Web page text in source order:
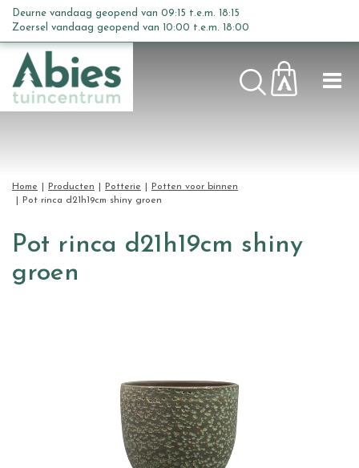
n
Home Producten Potterie
Potten voor binnen
Pot rinca d21h19cm shiny groen
Deurne vandaag geopend van 09:15 t.e.m. 18:15
Zoersel vandaag geopend van 10:00 t.e.m. 18:00
Pot rinca d21h19cm shiny
groen